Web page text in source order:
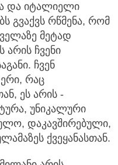
და იტალიელი
გვაქვს რწმენა, რომ
მეტად
ჩვენი
ჩვენ
რაც
ეს არის -
უნიკალური
დაკავშირებული,
ქვეყანასთან.